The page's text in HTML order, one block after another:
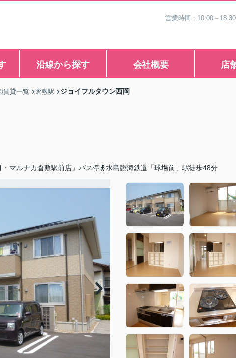
営業時間：10:00～
沿線から探す 会社概要 店
賃貸一覧 倉敷駅 ジョイフルタウン西岡
・マルナカ倉敷駅前店」バス停 水島臨海鉄道「球場前」駅徒歩48分